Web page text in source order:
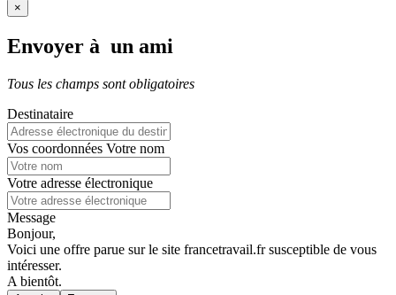
×
Envoyer à un ami
Tous les champs sont obligatoires
Destinataire
Vos coordonnées Votre nom
Votre adresse électronique
Message
Bonjour,
Voici une offre parue sur le site francetravail.fr susceptible de vous
intéresser.
A bientôt.